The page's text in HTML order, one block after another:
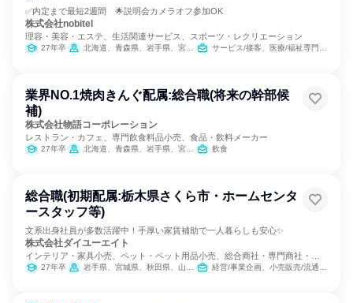
✅内定まで最短2週間 🌟説明会カメラオフ参加OK
株式会社nobitel
理容・美容・エステ、生活関連サービス、スポーツ・レクリエーション
27年卒 北海道、青森県、岩手県、宮城県、秋田県、山形県、福島県、茨城県、栃木県、群馬県、埼玉県、千葉県、東京都、神奈川県、新潟県、富山県、石川県、福井県、山梨県、長野県、岐阜県、静岡県、愛知県、三重県、滋賀県、京都府、大阪府、兵庫県、奈良県、和歌山県、鳥取県、島根県、岡山県、広島県、山口県、徳島県、香川県、愛媛県、高知県、福岡県、佐賀県、長崎県、熊本県、大分県、宮崎県、鹿児島県、沖縄県 サービス/接客、医療/福祉専門職、教育/保育専門職、小売販売/流通
業界NO.1焼肉きんぐ配属:総合職(将来の幹部候
補)
株式会社物語コーポレーション
レストラン・カフェ、専門飲食料品小売、食品・飲料メーカー
27年卒 北海道、青森県、岩手県、宮城県、秋田県、山形県、福島県、茨城県、栃木県、群馬県、埼玉県、千葉県、東京都、神奈川県、新潟県、富山県、石川県、福井県、山梨県、長野県、岐阜県、静岡県、愛知県、三重県、滋賀県、京都府、大阪府、兵庫県、奈良県、和歌山県、鳥取県、島根県、岡山県、広島県、山口県、徳島県、香川県、愛媛県、高知県、福岡県、佐賀県、長崎県、熊本県、大分県、宮崎県、鹿児島県、沖縄県 飲食
総合職(初期配属:栃木県さくら市・ホームセンタ
ースタッフ等)
文系出身社員が多数活躍中！手厚い家賃補助で一人暮らしも安心✨
株式会社ダイユーエイト
インテリア・家具小売、ペット・ペット用品小売、総合商社・専門商社・卸
売
27年卒 岩手県、宮城県、秋田県、山形県、福島県、茨城県、栃木県、新潟県 経営/事業企画、小売販売/流通、SCM/生産管理/購買/物流